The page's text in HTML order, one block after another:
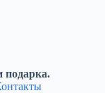
подарка.